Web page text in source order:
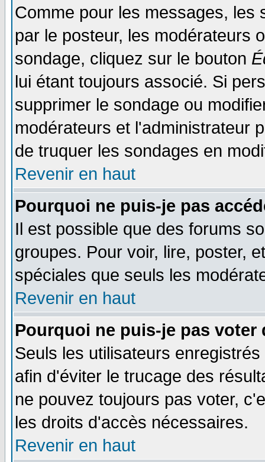
Comme pour les messages, les
par le posteur, les modérateurs
sondage, cliquez sur le bouton
lui étant toujours associé. Si
supprimer le sondage ou
modérateurs et l'administrateur
de truquer les sondages en
Revenir en haut
Pourquoi ne puis-je pas
Il est possible que des forums
groupes. Pour voir, lire, poster,
spéciales que seuls les
Revenir en haut
Pourquoi ne puis-je pas voter
Seuls les utilisateurs
afin d'éviter le trucage des
ne pouvez toujours pas voter,
les droits d'accès nécessaires.
Revenir en haut